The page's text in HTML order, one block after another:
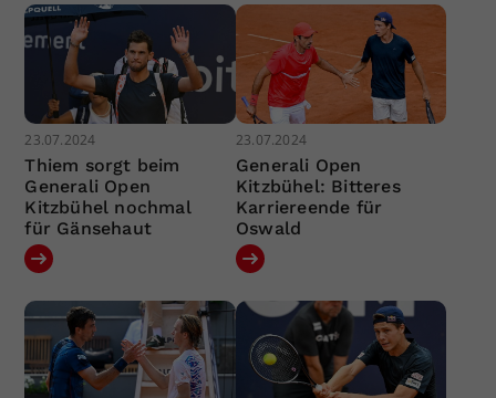
23.07.2024
Thiem sorgt beim
Generali Open
Kitzbühel nochmal
für Gänsehaut
23.07.2024
Generali Open
Kitzbühel: Bitteres
Karriereende für
Oswald